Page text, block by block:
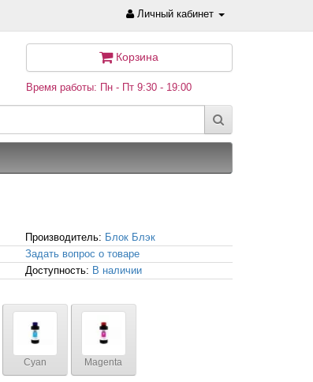
Личный кабинет
Корзина
Время работы: Пн - Пт 9:30 - 19:00
Производитель: Блок Блэк
Задать вопрос о товаре
Доступность: В наличии
Cyan Magenta